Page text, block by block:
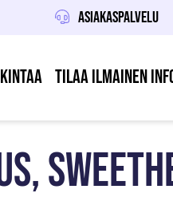
Asiakaspalvelu
Tilaa ilmainen